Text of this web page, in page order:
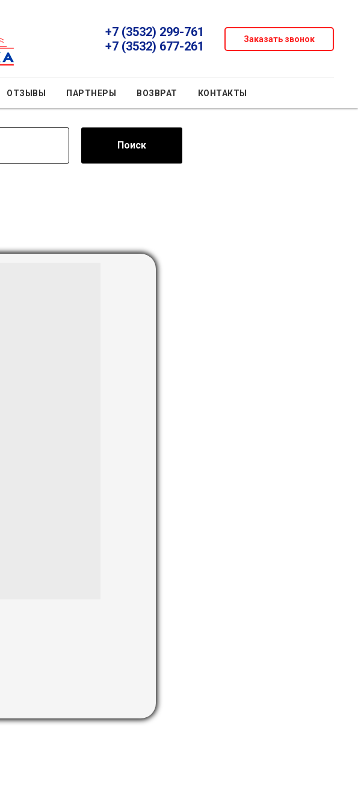
+7 (3532) 299-761
+7 (3532) 677-261
Заказать звонок
ОТЗЫВЫ ПАРТНЕРЫ ВОЗВРАТ КОНТАКТЫ
Поиск